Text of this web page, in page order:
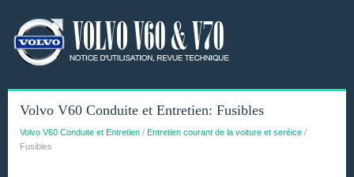
Volvo V60 Conduite et Entretien: Fusibles
Volvo V60 Conduite et Entretien / Entretien courant de la voiture et seréice /
Fusibles